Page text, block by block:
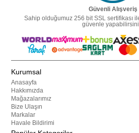
Güvenli Alışveriş
Sahip olduğumuz 256 bit SSL sertifikası
güvenle
Kurumsal
Anasayfa
Hakkımızda
Mağazalarımız
Bize Ulaşın
Markalar
Havale Bildirimi